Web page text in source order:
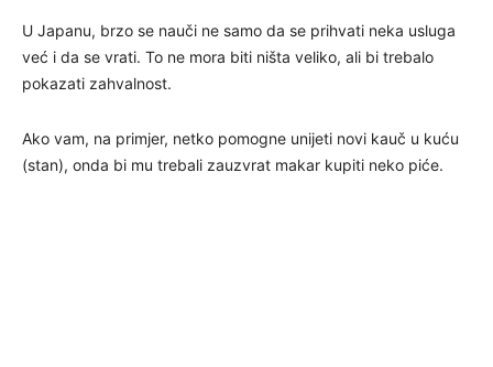
U Japanu, brzo se nauči ne samo da se prihvati neka usluga
već i da se vrati. To ne mora biti ništa veliko, ali bi trebalo
pokazati zahvalnost.
Ako vam, na primjer, netko pomogne unijeti novi kauč u kuću
(stan), onda bi mu trebali zauzvrat makar kupiti neko piće.